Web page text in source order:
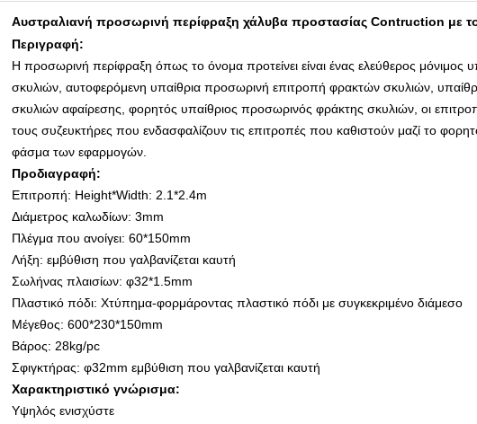
Αυστραλιανή προσωρινή περίφραξη χάλυβα προστασίας Contruction με
Περιγραφή:
Η προσωρινή περίφραξη όπως το όνομα προτείνει είναι ένας ελεύθερος μόνιμος
σκυλιών, αυτοφερόμενη υπαίθρια προσωρινή επιτροπή φρακτών σκυλιών,
σκυλιών αφαίρεσης, φορητός υπαίθριος προσωρινός φράκτης σκυλιών, οι
τους συζευκτήρες που ενδασφαλίζουν τις επιτροπές που καθιστούν μαζί το
φάσμα των εφαρμογών.
Προδιαγραφή:
Επιτροπή: Height*Width: 2.1*2.4m
Διάμετρος καλωδίων: 3mm
Πλέγμα που ανοίγει: 60*150mm
Λήξη: εμβύθιση που γαλβανίζεται καυτή
Σωλήνας πλαισίων: φ32*1.5mm
Πλαστικό πόδι: Χτύπημα-φορμάροντας πλαστικό πόδι με συγκεκριμένο διάμεσο
Μέγεθος: 600*230*150mm
Βάρος: 28kg/pc
Σφιγκτήρας: φ32mm εμβύθιση που γαλβανίζεται καυτή
Χαρακτηριστικό γνώρισμα:
Υψηλός ενισχύστε